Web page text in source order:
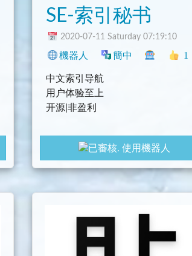
中文圈 程式 科技
SE-索引秘书
2020-07-11 Saturday 07:19:10
機器人 簡中 1
中文索引导航
用户体验至上
开源|非盈利
SE-索引社群：@se_talk
SE-索引公告板： @zh_secretary
ex-bot
使用機器人